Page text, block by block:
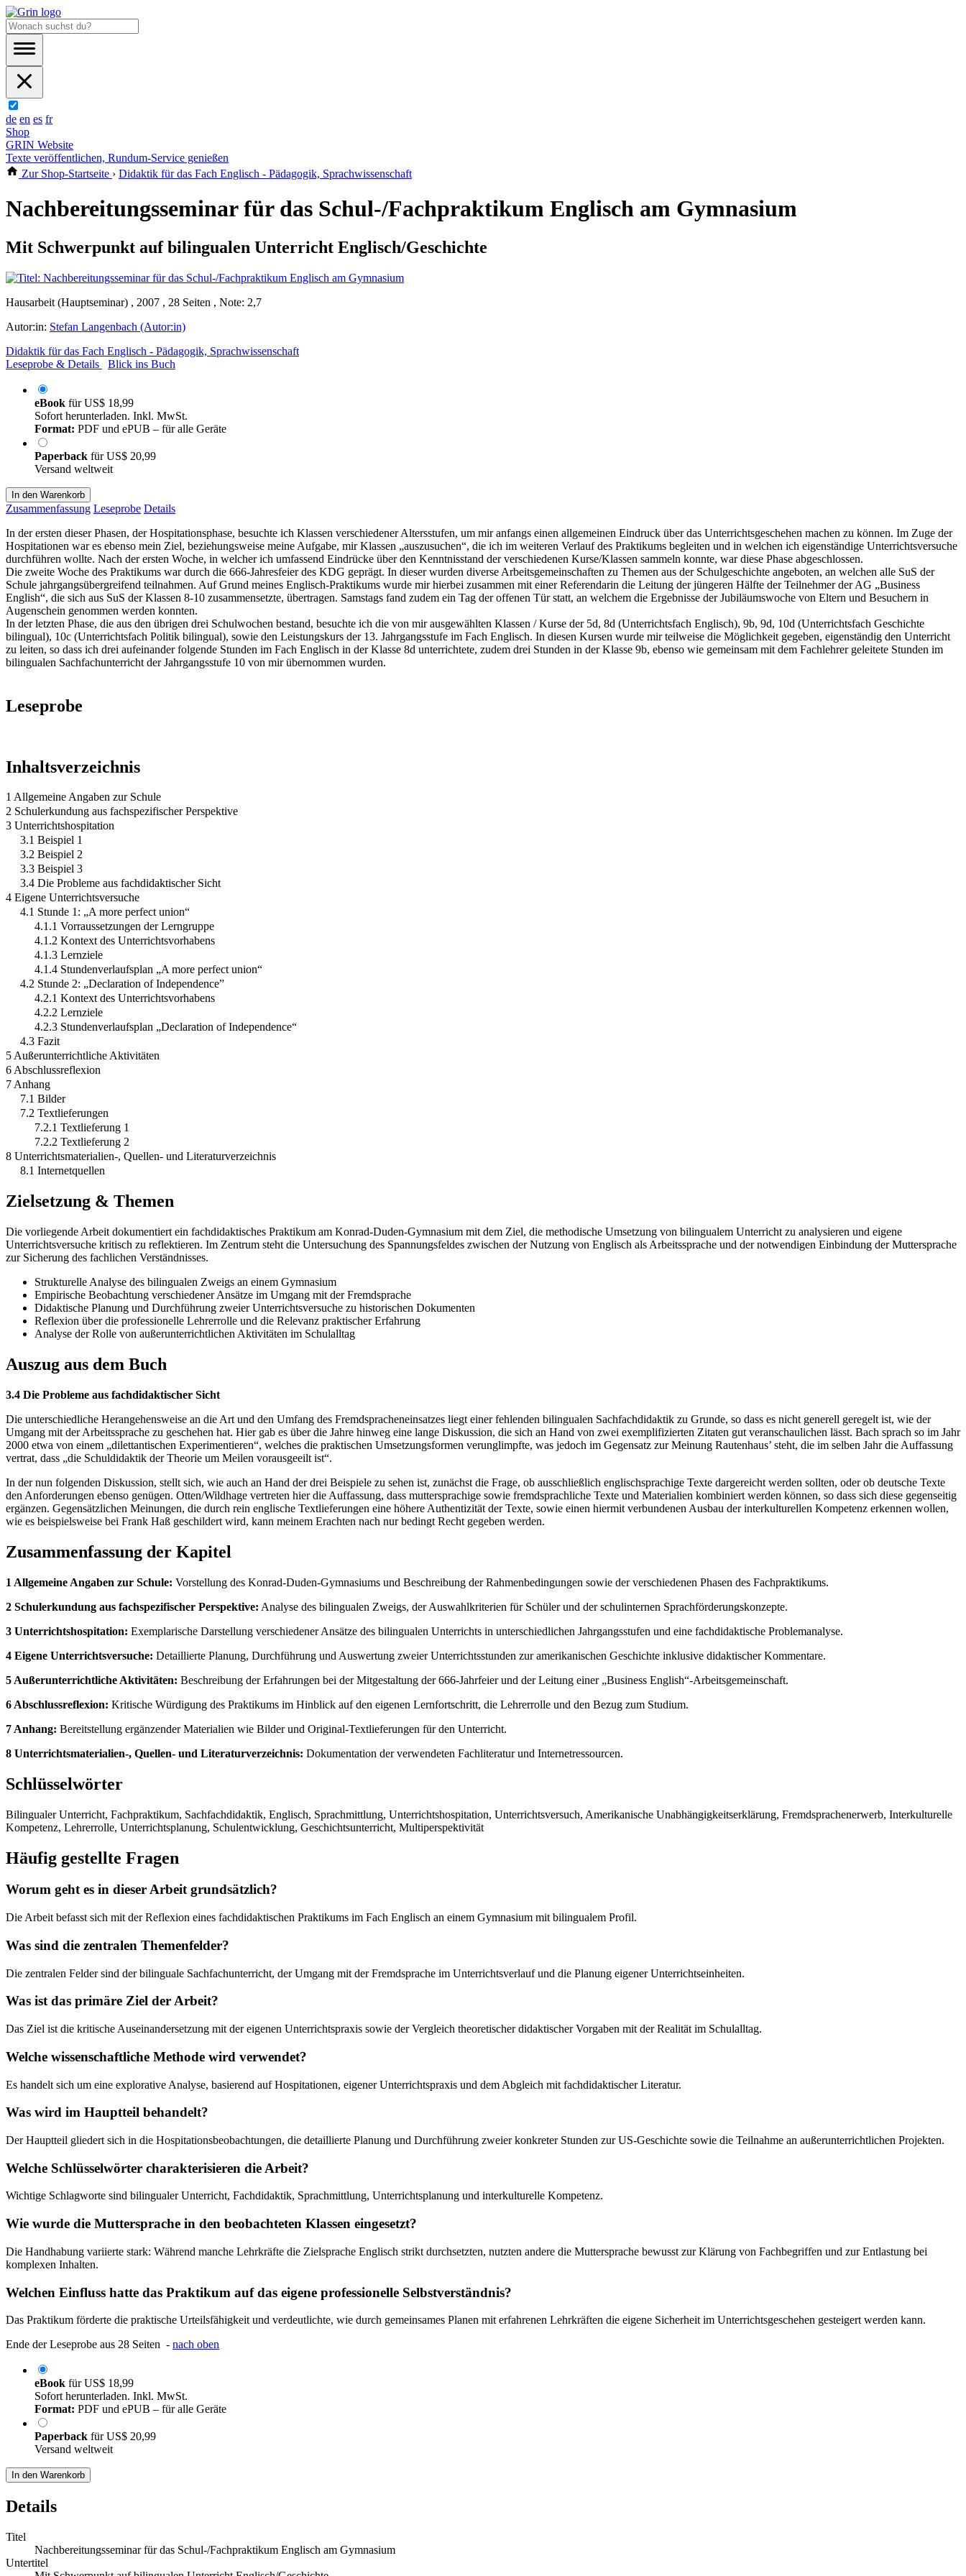
de en es fr
Shop
GRIN Website
Texte veröffentlichen, Rundum-Service genießen
Zur Shop-Startseite › Didaktik für das Fach Englisch - Pädagogik, Sprachwissenschaft
Nachbereitungsseminar für das Schul-/Fachpraktikum Englisch am Gymnasium
Mit Schwerpunkt auf bilingualen Unterricht Englisch/Geschichte
Hausarbeit (Hauptseminar) , 2007 , 28 Seiten , Note: 2,7
Autor:in: Stefan Langenbach (Autor:in)
Didaktik für das Fach Englisch - Pädagogik, Sprachwissenschaft
Leseprobe & Details
Blick ins Buch
eBook fürUS$ 18,99
Sofort herunterladen. Inkl. MwSt.
Format: PDF und ePUB – für alle Geräte
Paperback fürUS$ 20,99
Versand weltweit
In den Warenkorb
Zusammenfassung Leseprobe Details
In der ersten dieser Phasen, der Hospitationsphase, besuchte ich Klassen verschiedener Altersstufen, um mir anfangs einen allgemeinen Eindruck über das Unterrichtsgeschehen machen zu können. Im Zuge der
Hospitationen war es ebenso mein Ziel, beziehungsweise meine Aufgabe, mir Klassen „auszusuchen“, die ich im weiteren Verlauf des Praktikums begleiten und in welchen ich eigenständige Unterrichtsversuche
durchführen wollte. Nach der ersten Woche, in welcher ich umfassend Eindrücke über den Kenntnisstand der verschiedenen Kurse/Klassen sammeln konnte, war diese Phase abgeschlossen.
Die zweite Woche des Praktikums war durch die 666-Jahresfeier des KDG geprägt. In dieser wurden diverse Arbeitsgemeinschaften zu Themen aus der Schulgeschichte angeboten, an welchen alle SuS der
Schule jahrgangsübergreifend teilnahmen. Auf Grund meines Englisch-Praktikums wurde mir hierbei zusammen mit einer Referendarin die Leitung der jüngeren Hälfte der Teilnehmer der AG „Business
English“, die sich aus SuS der Klassen 8-10 zusammensetzte, übertragen. Samstags fand zudem ein Tag der offenen Tür statt, an welchem die Ergebnisse der Jubiläumswoche von Eltern und Besuchern in
Augenschein genommen werden konnten.
In der letzten Phase, die aus den übrigen drei Schulwochen bestand, besuchte ich die von mir ausgewählten Klassen / Kurse der 5d, 8d (Unterrichtsfach Englisch), 9b, 9d, 10d (Unterrichtsfach Geschichte
bilingual), 10c (Unterrichtsfach Politik bilingual), sowie den Leistungskurs der 13. Jahrgangsstufe im Fach Englisch. In diesen Kursen wurde mir teilweise die Möglichkeit gegeben, eigenständig den Unterricht
zu leiten, so dass ich drei aufeinander folgende Stunden im Fach Englisch in der Klasse 8d unterrichtete, zudem drei Stunden in der Klasse 9b, ebenso wie gemeinsam mit dem Fachlehrer geleitete Stunden im
bilingualen Sachfachunterricht der Jahrgangsstufe 10 von mir übernommen wurden.
Leseprobe
Inhaltsverzeichnis
1 Allgemeine Angaben zur Schule
2 Schulerkundung aus fachspezifischer Perspektive
3 Unterrichtshospitation
3.1 Beispiel 1
3.2 Beispiel 2
3.3 Beispiel 3
3.4 Die Probleme aus fachdidaktischer Sicht
4 Eigene Unterrichtsversuche
4.1 Stunde 1: „A more perfect union“
4.1.1 Vorraussetzungen der Lerngruppe
4.1.2 Kontext des Unterrichtsvorhabens
4.1.3 Lernziele
4.1.4 Stundenverlaufsplan „A more perfect union“
4.2 Stunde 2: „Declaration of Independence”
4.2.1 Kontext des Unterrichtsvorhabens
4.2.2 Lernziele
4.2.3 Stundenverlaufsplan „Declaration of Independence“
4.3 Fazit
5 Außerunterrichtliche Aktivitäten
6 Abschlussreflexion
7 Anhang
7.1 Bilder
7.2 Textlieferungen
7.2.1 Textlieferung 1
7.2.2 Textlieferung 2
8 Unterrichtsmaterialien-, Quellen- und Literaturverzeichnis
8.1 Internetquellen
Zielsetzung & Themen
Die vorliegende Arbeit dokumentiert ein fachdidaktisches Praktikum am Konrad-Duden-Gymnasium mit dem Ziel, die methodische Umsetzung von bilingualem Unterricht zu analysieren und eigene
Unterrichtsversuche kritisch zu reflektieren. Im Zentrum steht die Untersuchung des Spannungsfeldes zwischen der Nutzung von Englisch als Arbeitssprache und der notwendigen Einbindung der Muttersprache
zur Sicherung des fachlichen Verständnisses.
Strukturelle Analyse des bilingualen Zweigs an einem Gymnasium
Empirische Beobachtung verschiedener Ansätze im Umgang mit der Fremdsprache
Didaktische Planung und Durchführung zweier Unterrichtsversuche zu historischen Dokumenten
Reflexion über die professionelle Lehrerrolle und die Relevanz praktischer Erfahrung
Analyse der Rolle von außerunterrichtlichen Aktivitäten im Schulalltag
Auszug aus dem Buch
3.4 Die Probleme aus fachdidaktischer Sicht
Die unterschiedliche Herangehensweise an die Art und den Umfang des Fremdspracheneinsatzes liegt einer fehlenden bilingualen Sachfachdidaktik zu Grunde, so dass es nicht generell geregelt ist, wie der
Umgang mit der Arbeitssprache zu geschehen hat. Hier gab es über die Jahre hinweg eine lange Diskussion, die sich an Hand von zwei exemplifizierten Zitaten gut veranschaulichen lässt. Bach sprach so im Jahr
2000 etwa von einem „dilettantischen Experimentieren“, welches die praktischen Umsetzungsformen verunglimpfte, was jedoch im Gegensatz zur Meinung Rautenhaus’ steht, die im selben Jahr die Auffassung
vertrat, dass „die Schuldidaktik der Theorie um Meilen vorausgeeilt ist“.
In der nun folgenden Diskussion, stellt sich, wie auch an Hand der drei Beispiele zu sehen ist, zunächst die Frage, ob ausschließlich englischsprachige Texte dargereicht werden sollten, oder ob deutsche Texte
den Anforderungen ebenso genügen. Otten/Wildhage vertreten hier die Auffassung, dass muttersprachige sowie fremdsprachliche Texte und Materialien kombiniert werden können, so dass sich diese gegenseitig
ergänzen. Gegensätzlichen Meinungen, die durch rein englische Textlieferungen eine höhere Authentizität der Texte, sowie einen hiermit verbundenen Ausbau der interkulturellen Kompetenz erkennen wollen,
wie es beispielsweise bei Frank Haß geschildert wird, kann meinem Erachten nach nur bedingt Recht gegeben werden.
Zusammenfassung der Kapitel
1 Allgemeine Angaben zur Schule: Vorstellung des Konrad-Duden-Gymnasiums und Beschreibung der Rahmenbedingungen sowie der verschiedenen Phasen des Fachpraktikums.
2 Schulerkundung aus fachspezifischer Perspektive: Analyse des bilingualen Zweigs, der Auswahlkriterien für Schüler und der schulinternen Sprachförderungskonzepte.
3 Unterrichtshospitation: Exemplarische Darstellung verschiedener Ansätze des bilingualen Unterrichts in unterschiedlichen Jahrgangsstufen und eine fachdidaktische Problemanalyse.
4 Eigene Unterrichtsversuche: Detaillierte Planung, Durchführung und Auswertung zweier Unterrichtsstunden zur amerikanischen Geschichte inklusive didaktischer Kommentare.
5 Außerunterrichtliche Aktivitäten: Beschreibung der Erfahrungen bei der Mitgestaltung der 666-Jahrfeier und der Leitung einer „Business English“-Arbeitsgemeinschaft.
6 Abschlussreflexion: Kritische Würdigung des Praktikums im Hinblick auf den eigenen Lernfortschritt, die Lehrerrolle und den Bezug zum Studium.
7 Anhang: Bereitstellung ergänzender Materialien wie Bilder und Original-Textlieferungen für den Unterricht.
8 Unterrichtsmaterialien-, Quellen- und Literaturverzeichnis: Dokumentation der verwendeten Fachliteratur und Internetressourcen.
Schlüsselwörter
Bilingualer Unterricht, Fachpraktikum, Sachfachdidaktik, Englisch, Sprachmittlung, Unterrichtshospitation, Unterrichtsversuch, Amerikanische Unabhängigkeitserklärung, Fremdsprachenerwerb, Interkulturelle
Kompetenz, Lehrerrolle, Unterrichtsplanung, Schulentwicklung, Geschichtsunterricht, Multiperspektivität
Häufig gestellte Fragen
Worum geht es in dieser Arbeit grundsätzlich?
Die Arbeit befasst sich mit der Reflexion eines fachdidaktischen Praktikums im Fach Englisch an einem Gymnasium mit bilingualem Profil.
Was sind die zentralen Themenfelder?
Die zentralen Felder sind der bilinguale Sachfachunterricht, der Umgang mit der Fremdsprache im Unterrichtsverlauf und die Planung eigener Unterrichtseinheiten.
Was ist das primäre Ziel der Arbeit?
Das Ziel ist die kritische Auseinandersetzung mit der eigenen Unterrichtspraxis sowie der Vergleich theoretischer didaktischer Vorgaben mit der Realität im Schulalltag.
Welche wissenschaftliche Methode wird verwendet?
Es handelt sich um eine explorative Analyse, basierend auf Hospitationen, eigener Unterrichtspraxis und dem Abgleich mit fachdidaktischer Literatur.
Was wird im Hauptteil behandelt?
Der Hauptteil gliedert sich in die Hospitationsbeobachtungen, die detaillierte Planung und Durchführung zweier konkreter Stunden zur US-Geschichte sowie die Teilnahme an außerunterrichtlichen Projekten.
Welche Schlüsselwörter charakterisieren die Arbeit?
Wichtige Schlagworte sind bilingualer Unterricht, Fachdidaktik, Sprachmittlung, Unterrichtsplanung und interkulturelle Kompetenz.
Wie wurde die Muttersprache in den beobachteten Klassen eingesetzt?
Die Handhabung variierte stark: Während manche Lehrkräfte die Zielsprache Englisch strikt durchsetzten, nutzten andere die Muttersprache bewusst zur Klärung von Fachbegriffen und zur Entlastung bei
komplexen Inhalten.
Welchen Einfluss hatte das Praktikum auf das eigene professionelle Selbstverständnis?
Das Praktikum förderte die praktische Urteilsfähigkeit und verdeutlichte, wie durch gemeinsames Planen mit erfahrenen Lehrkräften die eigene Sicherheit im Unterrichtsgeschehen gesteigert werden kann.
Ende der Leseprobe aus 28 Seiten - nach oben
eBook fürUS$ 18,99
Sofort herunterladen. Inkl. MwSt.
Format: PDF und ePUB – für alle Geräte
Paperback fürUS$ 20,99
Versand weltweit
In den Warenkorb
Details
Titel
Nachbereitungsseminar für das Schul-/Fachpraktikum Englisch am Gymnasium
Untertitel